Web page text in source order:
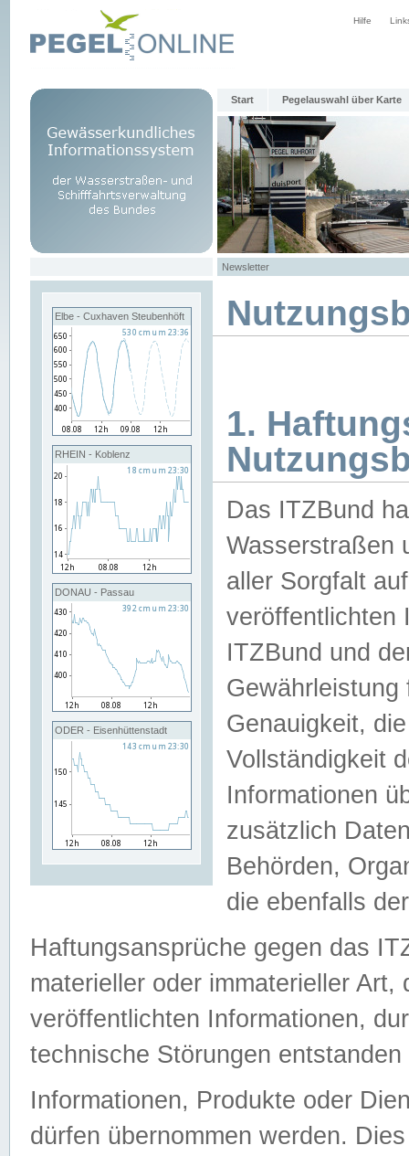
Hilfe
Start Pegelauswahl über Karte
Newsletter
Elbe - Cuxhaven Steubenhöft
RHEIN - Koblenz
DONAU - Passau
ODER - Eisenhüttenstadt
1.
Das ITZBund
Wasserstraßen
aller Sorgfalt
veröffentlichten
ITZBund und
Genauigkeit,
Vollständigkeit
Informationen
zusätzlich
Behörden,
die ebenfalls
Haftungsansprüche gegen das
materieller oder immaterieller
veröffentlichten Informationen,
technische Störungen
Informationen, Produkte oder
dürfen übernommen werden.